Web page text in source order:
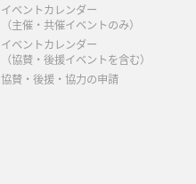
イベントカレンダー
（主催・共催イベントのみ）
イベントカレンダー
（協賛・後援イベントを含む）
協賛・後援・協力の申請